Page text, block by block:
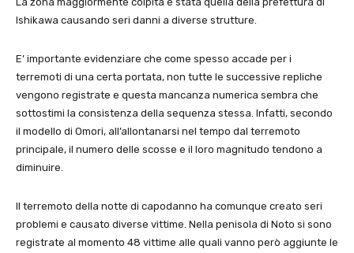
Ishikawa causando seri danni a diverse strutture.
E’ importante evidenziare che come spesso accade per i
terremoti di una certa portata, non tutte le successive repliche
vengono registrate e questa mancanza numerica sembra che
sottostimi la consistenza della sequenza stessa. Infatti, secondo
il modello di Omori, all’allontanarsi nel tempo dal terremoto
principale, il numero delle scosse e il loro magnitudo tendono a
diminuire.
Il terremoto della notte di capodanno ha comunque creato seri
problemi e causato diverse vittime. Nella penisola di Noto si sono
registrate al momento 48 vittime alle quali vanno però aggiunte le